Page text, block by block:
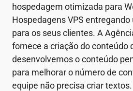
hospedagem otimizada para
Hospedagens VPS
para os seus clientes. A
fornece a criação do conteúdo
desenvolvemos o conteúdo
para melhorar o número de
equipe não precisa criar textos.